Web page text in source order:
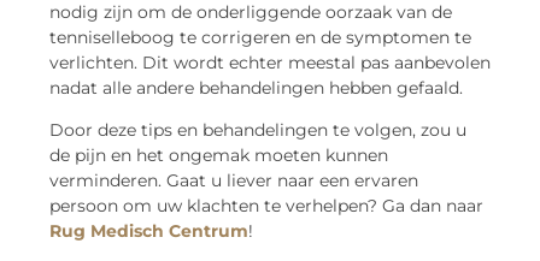
nodig zijn om de onderliggende oorzaak van de
tenniselleboog te corrigeren en de symptomen te
verlichten. Dit wordt echter meestal pas aanbevolen
nadat alle andere behandelingen hebben gefaald.
Door deze tips en behandelingen te volgen, zou u
de pijn en het ongemak moeten kunnen
verminderen. Gaat u liever naar een ervaren
persoon om uw klachten te verhelpen? Ga dan naar
Rug Medisch Centrum!